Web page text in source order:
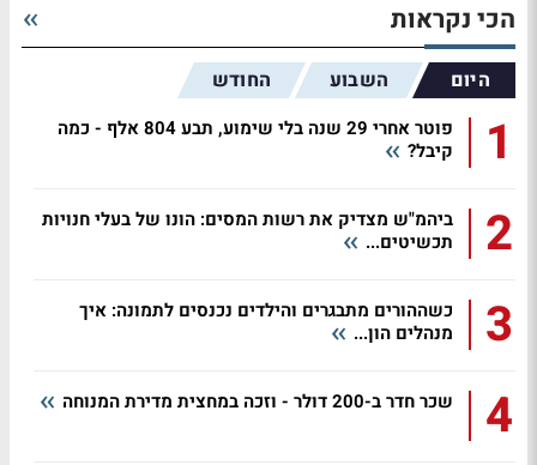
הכי נקראות
היום השבוע החודש
1
פוטר אחרי 29 שנה בלי שימוע, תבע 804 אלף - כמה
קיבל?
2
ביהמ"ש מצדיק את רשות המסים: הונו של בעלי חנויות
תכשיטים...
3
כשההורים מתבגרים והילדים נכנסים לתמונה: איך
מנהלים הון...
4 שכר חדר ב-200 דולר - וזכה במחצית מדירת המנוחה